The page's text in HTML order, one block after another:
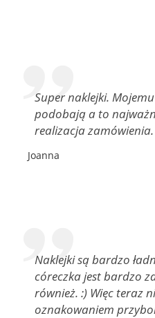
Super naklejki.
podobają a to
realizacja zamówienia.
Joanna
Naklejki są bardzo
córeczka jest bardzo
również. :) Więc teraz
oznakowaniem